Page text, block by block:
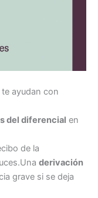
te ayudan con
del diferencial en
de la
derivación
grave si se deja